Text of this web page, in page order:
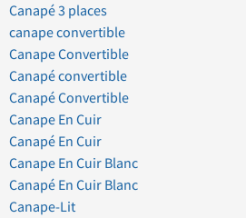
Canapé 3 places
canape convertible
Canape Convertible
Canapé convertible
Canapé Convertible
Canape En Cuir
Canapé En Cuir
Canape En Cuir Blanc
Canapé En Cuir Blanc
Canape-Lit